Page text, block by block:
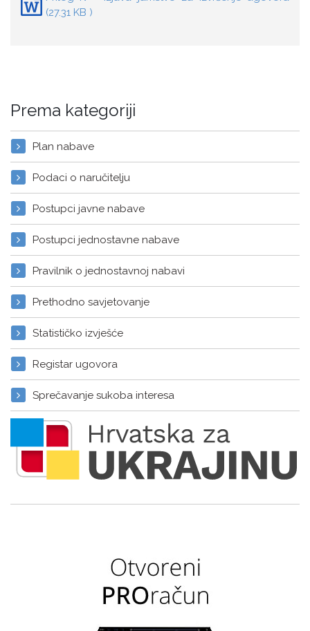
(27.31 KB )
Prema kategoriji
Plan nabave
Podaci o naručitelju
Postupci javne nabave
Postupci jednostavne nabave
Pravilnik o jednostavnoj nabavi
Prethodno savjetovanje
Statističko izvješće
Registar ugovora
Sprečavanje sukoba interesa